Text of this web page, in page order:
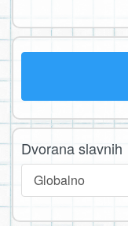
Dvorana slavnih
Globalno